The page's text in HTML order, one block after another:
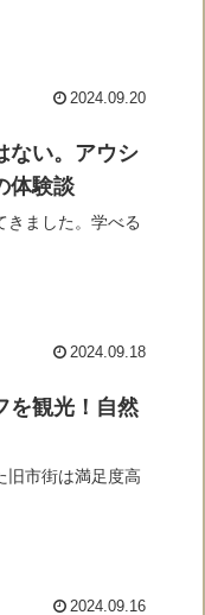
2024.09.20
ない。アウシ
体験談
きました。学べる
2024.09.18
を観光！自然
旧市街は満足度高
2024.09.16